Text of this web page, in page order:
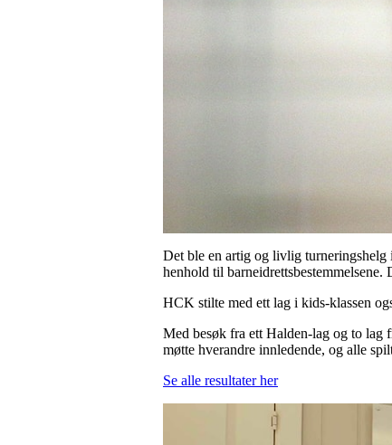
Det ble en artig og livlig
henhold til
HCK stilte med ett lag i kids-klassen
Med besøk fra ett Halden-lag og to lag
møtte hverandre innledende, og alle
Se alle resultater her